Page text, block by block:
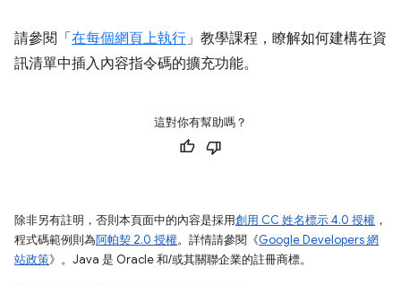
請參閱「 在每個網頁上執行」教學課程，瞭解如何建構在資
訊清單中插入內容指令碼的擴充功能。
這對你有幫助嗎？
除非另有註明，否則本頁面中的內容是採用創用 CC 姓名標示 4.0 授權 ，
程式碼範例則為阿帕契 2.0 授權。詳情請參閱《Google Developers 網
站政策》。Java 是 Oracle 和/或其關聯企業的註冊商標。